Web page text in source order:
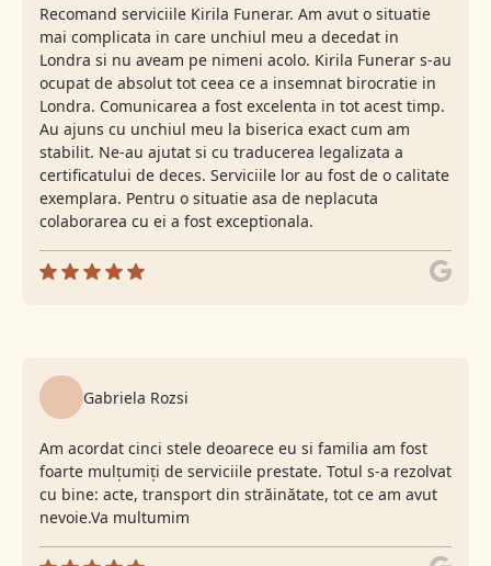
Recomand serviciile Kirila Funerar. Am avut o situatie
mai complicata in care unchiul meu a decedat in
Londra si nu aveam pe nimeni acolo. Kirila Funerar s-au
ocupat de absolut tot ceea ce a insemnat birocratie in
Londra. Comunicarea a fost excelenta in tot acest timp.
Au ajuns cu unchiul meu la biserica exact cum am
stabilit. Ne-au ajutat si cu traducerea legalizata a
certificatului de deces. Serviciile lor au fost de o calitate
exemplara. Pentru o situatie asa de neplacuta
colaborarea cu ei a fost exceptionala.
Gabriela Rozsi
Am acordat cinci stele deoarece eu si familia am fost
foarte mulțumiți de serviciile prestate. Totul s-a rezolvat
cu bine: acte, transport din străinătate, tot ce am avut
nevoie.Va multumim